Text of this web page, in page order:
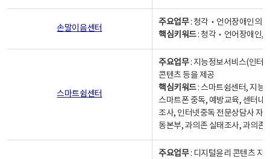
손말이음센터
주요업무: 청각‧언어장애인의
핵심키워드: 청각‧언어장애인,
스마트쉼센터
주요업무: 지능정보서비스(인터
콘텐츠 등을 제공
핵심키워드: 스마트쉼센터, 지능
스마트폰 중독, 예방교육, 센터내
조사, 인터넷중독 전문상담사 자
동본부, 과의존 실태조사, 과의존
주요업무: 디지털윤리 콘텐츠 지